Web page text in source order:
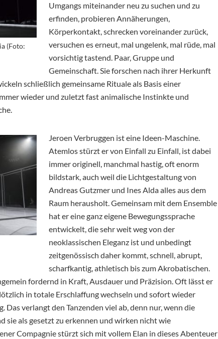
(Foto:
Umgangs miteinander neu zu suchen und zu
erfinden, probieren Annäherungen,
Körperkontakt, schrecken voreinander zurück,
versuchen es erneut, mal ungelenk, mal rüde, mal
vorsichtig tastend. Paar, Gruppe und
Gemeinschaft. Sie forschen nach ihrer Herkunft
schließlich gemeinsame Rituale als Basis einer
wieder und zuletzt fast animalische Instinkte und
Jeroen Verbruggen ist eine Ideen-Maschine.
Atemlos stürzt er von Einfall zu Einfall, ist dabei
immer originell, manchmal hastig, oft enorm
bildstark, auch weil die Lichtgestaltung von
Andreas Gutzmer und Ines Alda alles aus dem
Raum herausholt. Gemeinsam mit dem Ensemble
hat er eine ganz eigene Bewegungssprache
entwickelt, die sehr weit weg von der
neoklassischen Eleganz ist und unbedingt
zeitgenössisch daher kommt, schnell, abrupt,
scharfkantig, athletisch bis zum Akrobatischen.
fordernd in Kraft, Ausdauer und Präzision. Oft lässt er
in totale Erschlaffung wechseln und sofort wieder
Das verlangt den Tanzenden viel ab, denn nur, wenn die
sie als gesetzt zu erkennen und wirken nicht wie
Compagnie stürzt sich mit vollem Elan in dieses Abenteuer